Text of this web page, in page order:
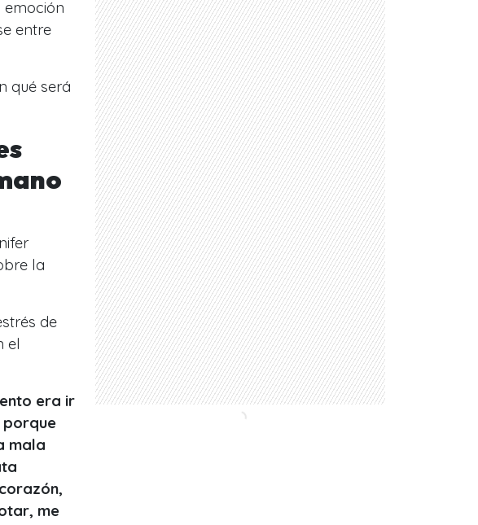
entre
qué será
la
de
el
era ir
porque
mala
me